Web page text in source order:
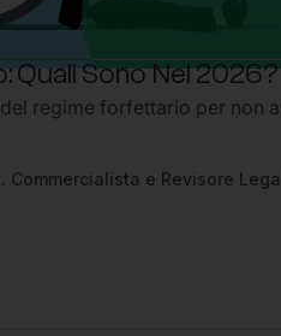
Sono Nel 2026?
regime forfettario per non
Commercialista e Revisore